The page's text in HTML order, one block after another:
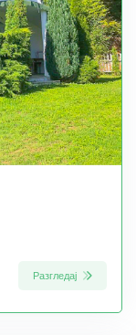
Разгледај